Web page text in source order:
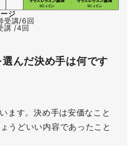
ジ
受講/6回
講 /4回
んだ決め手は何です
ます。決め手は安価なこと
うどいい内容であったこと